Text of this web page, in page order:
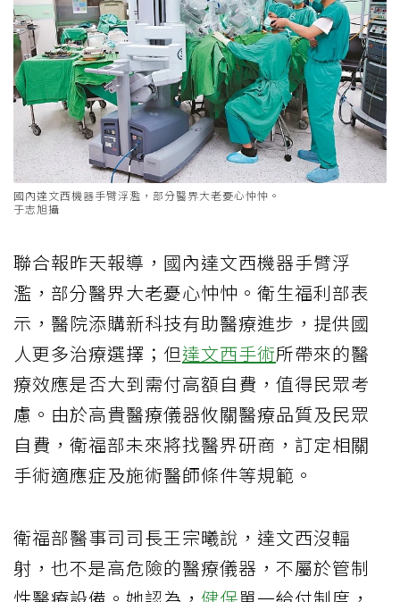
國內達文西機器手臂浮濫，部分醫界大老憂心忡忡。
于志旭攝
聯合報昨天報導，國內達文西機器手臂浮
濫，部分醫界大老憂心忡忡。衛生福利部表
示，醫院添購新科技有助醫療進步，提供國
人更多治療選擇；但達文西手術所帶來的醫
療效應是否大到需付高額自費，值得民眾考
慮。由於高貴醫療儀器攸關醫療品質及民眾
自費，衛福部未來將找醫界研商，訂定相關
手術適應症及施術醫師條件等規範。
衛福部醫事司司長王宗曦說，達文西沒輻
射，也不是高危險的醫療儀器，不屬於管制